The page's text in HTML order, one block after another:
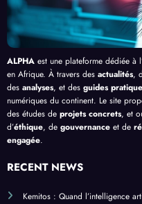
ALPHA est une plateforme dédiée à
en Afrique. À travers des actualités,
des analyses, et des guides
numériques du continent. Le site
des études de projets concrets, et
d’éthique, de gouvernance et de
engagée.
RECENT NEWS
Kemitos : Quand l’intelligence